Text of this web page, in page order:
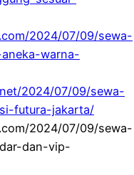
2024/07/09/sewa-
warna-
2024/07/09/sewa-
futura-jakarta/
2024/07/09/sewa-
dan-vip-